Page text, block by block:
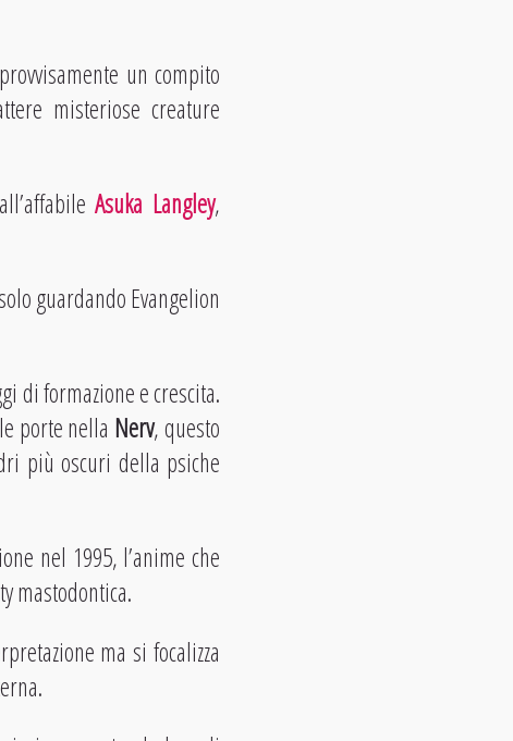
un compito
misteriose creature
Asuka Langley,
guardando Evangelion
di formazione e crescita.
porte nella Nerv, questo
più oscuri della psiche
nel 1995, l’anime che
mastodontica.
ma si focalizza